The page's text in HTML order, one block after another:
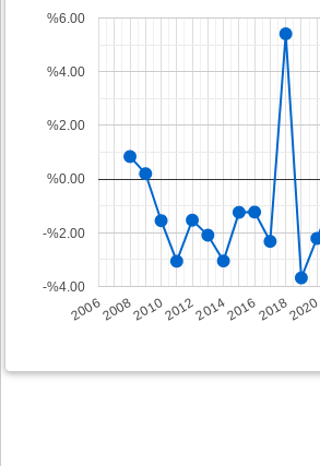
20062008201020122014201620182020
-%4.00
-%2.00
%0.00
%2.00
%4.00
%6.00